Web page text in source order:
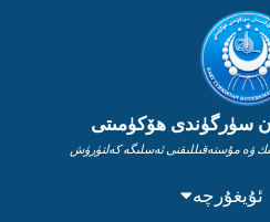
سۈرگۈندى ھۆكۈمىتى
ۋە مۇستەقىللىقنى ئەسلىگە كەلتۈرۈش
ئۇيغۇرچە
ENGLISH